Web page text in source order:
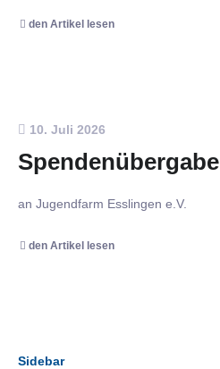
den Artikel lesen
10. Juli 2026
Spendenübergabe
an Jugendfarm Esslingen e.V.
den Artikel lesen
Sidebar